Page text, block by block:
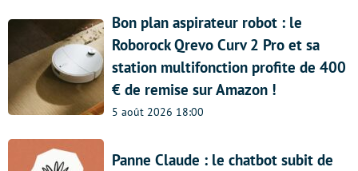
Bon plan aspirateur robot : le
Roborock Qrevo Curv 2 Pro et sa
station multifonction profite de 400
€ de remise sur Amazon !
5 août 2026 18:00
Panne Claude : le chatbot subit de